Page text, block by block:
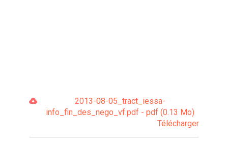
2013-08-05_tract_iessa-
info_fin_des_nego_vf.pdf - pdf (0.13 Mo)
Télécharger